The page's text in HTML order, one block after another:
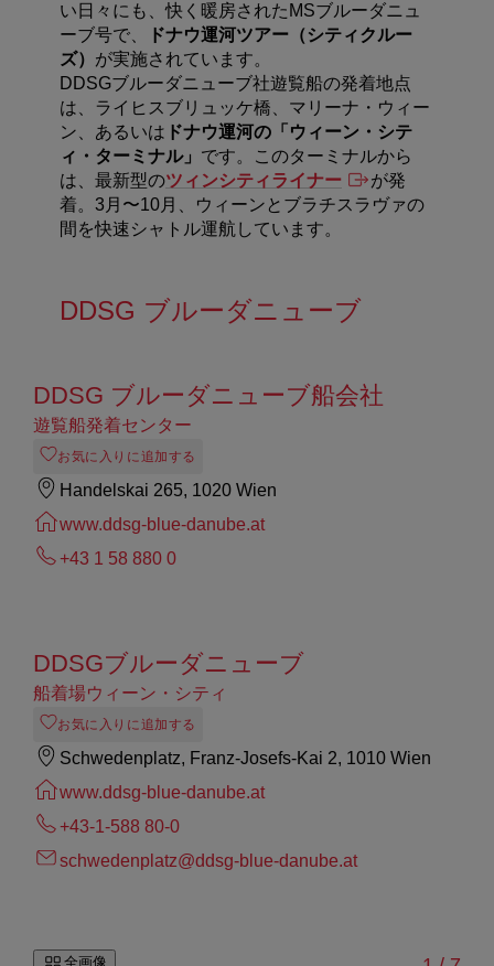
い日々にも、快く暖房されたMSブルーダニュ
ーブ号で、
ドナウ運河ツアー（シティクルー
ズ） が実施されています。
DDSGブルーダニューブ社遊覧船の発着地点
は、ライヒスブリュッケ橋、マリーナ・ウィー
ン、あるいは ドナウ運河の「ウィーン・シテ
ィ・ターミナル」 です。このターミナルから
は、最新型のツィンシティライナー
が発
着。3月〜10月、ウィーンとブラチスラヴァの
間を快速シャトル運航しています。
DDSG ブルーダニューブ
DDSG ブルーダニューブ船会社
遊覧船発着センター
お気に入りに追加する
Handelskai 265, 1020 Wien
www.ddsg-blue-danube.at
+43 1 58 880 0
DDSGブルーダニューブ
船着場ウィーン・シティ
お気に入りに追加する
Schwedenplatz, Franz-Josefs-Kai 2, 1010 Wien
www.ddsg-blue-danube.at
+43-1-588 80-0
schwedenplatz@ddsg-blue-danube.at
全画像